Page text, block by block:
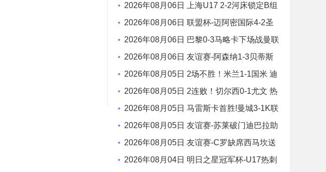
7国足2-1十人药厂U17 赵松源登场1分钟传射
2026年08月06日 上海U17 2-2河床锁定B组
第1 吕孟洋点射阿布力米破门 将战A组第2
2026年08月06日 联盟杯-迈阿密国际4-2圣
路易斯 梅西2射1传 阿伦助攻戴帽
2026年08月06日 巴黎0-3马略卡下场战曼联
巴黎全场控球近6成+8射3正未果
2026年08月06日 友谊赛-阿森纳1-3贝蒂斯
因卡皮耶破门难救主 福纳尔斯1射2传
2026年08月05日 2场不胜！米兰1-1国米 迪
马尔科破门 恩昆库造点+点射拉莫斯登场
2026年08月05日 2连败！切尔西0-1尤文 热
格罗瓦世界波制胜穆德里克时隔614天复出
2026年08月05日 马雷斯卡首胜!曼城3-1K联
赛全明星 赖因德斯努里破门塞梅尼奥助攻
2026年08月05日 友谊赛-苏莱破门迪巴拉助
攻 罗马4-1纽波特郡
2026年08月05日 友谊赛-C罗缺席西马坎送
点 胜利0-2不敌阿尔梅里亚
2026年08月04日 明日之星冠军杯-U17热刺